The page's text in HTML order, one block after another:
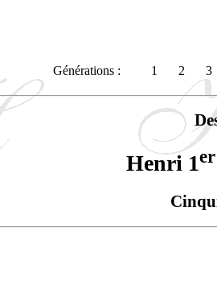
Générations : 1 2 3
Henri 1er